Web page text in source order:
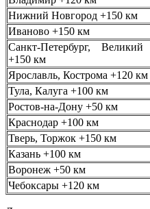
Нижний Новгород +150 км
Иваново +150 км
Санкт-Петербург,
+150 км
Ярославль, Кострома +120 км
Тула, Калуга +100 км
Ростов-на-Дону +50 км
Краснодар +100 км
Тверь, Торжок +150 км
Казань +100 км
Воронеж +50 км
Чебоксары +120 км